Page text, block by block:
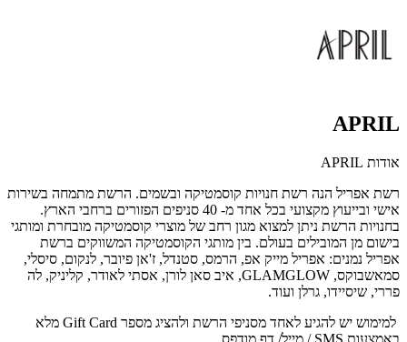
APRIL
אודות APRIL
רשת אפריל הנה רשת חנויות קוסמטיקה ובשמים. הרשת מתמחה בשירות
אישי ובייעוץ מקצועי בכל אחד מ- 40 סניפים הפזורים ברחבי הארץ.
בחנויות הרשת ניתן למצוא מגון רחב של מוצרי קוסמטיקה מובחרת ומותגי
בישום מן המובילים בעולם. בין מותגי הקוסמטיקה המשווקים ברשת
אפריל נמנים: אפריל מייק אפ, הרמס, סטנדל, ז'אן פיובר, לנקום, סיסלי,
סמאשבוקס, GLAMGLOW, איב סאן לורן, אסתי לאודר, קליניק, לה
פררי, שיסיידו, גרלן ועוד.
למימוש יש להגיע לאחד מסניפי הרשת ולהציג מספר Gift Card מלא
באמצעות SMS / מייל/ דף מודפס.